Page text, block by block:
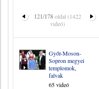
121/178oldal (1422
videó)
Győr-Moson-
Sopron megyei
templomok,
falvak
65 videó